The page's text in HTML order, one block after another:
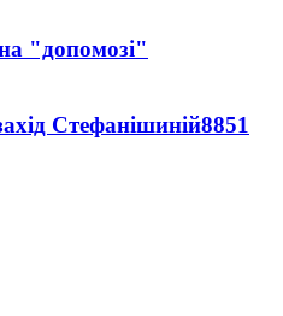
"допомозі"
Стефанішиній8851